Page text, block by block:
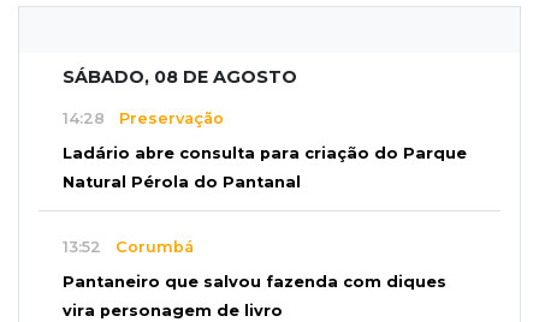
SÁBADO, 08 DE AGOSTO
14:28 Preservação
Ladário abre consulta para criação do Parque
Natural Pérola do Pantanal
13:52 Corumbá
Pantaneiro que salvou fazenda com diques
vira personagem de livro